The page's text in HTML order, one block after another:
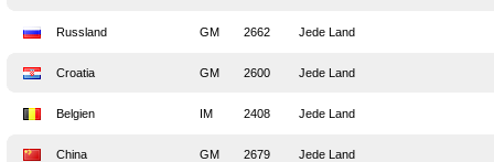
Russland GM 2662 Jede Land
Croatia GM 2600 Jede Land
Belgien IM 2408 Jede Land
China GM 2679 Jede Land